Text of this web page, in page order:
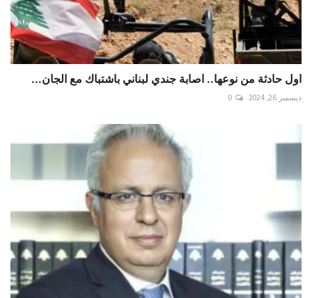
اول حادثة من نوعها.. اصابة جندي لبناني باشتباك مع الجان...
ديسمبر 26, 2024 0